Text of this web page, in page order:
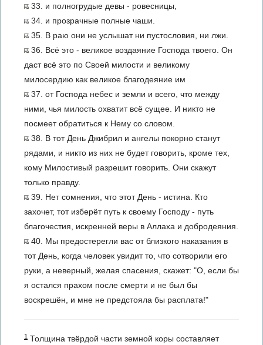
33. и полногрудые девы - ровесницы,
34. и прозрачные полные чаши.
35. В раю они не услышат ни пустословия, ни лжи.
36. Всё это - великое воздаяние Господа твоего. Он
даст всё это по Своей милости и великому
милосердию как великое благодеяние им
37. от Господа небес и земли и всего, что между
ними, чья милость охватит всё сущее. И никто не
посмеет обратиться к Нему со словом.
38. В тот День Джибрил и ангелы покорно станут
рядами, и никто из них не будет говорить, кроме тех,
кому Милостивый разрешит говорить. Они скажут
только правду.
39. Нет сомнения, что этот День - истина. Кто
захочет, тот изберёт путь к своему Господу - путь
благочестия, искренней веры в Аллаха и добродеяния.
40. Мы предостерегли вас от близкого наказания в
тот День, когда человек увидит то, что сотворили его
руки, а неверный, желая спасения, скажет: "О, если бы
я остался прахом после смерти и не был бы
воскрешён, и мне не предстояла бы расплата!"
1 Толщина твёрдой части земной коры составляет